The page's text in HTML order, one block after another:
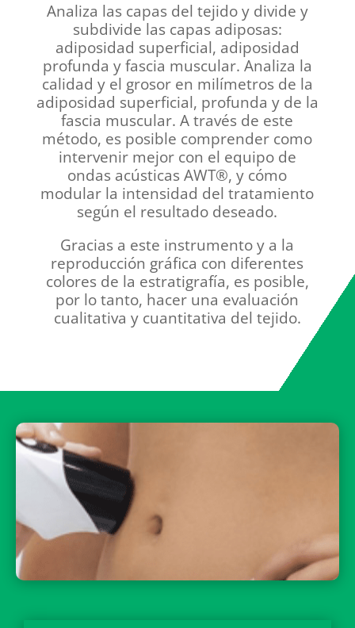
Analiza las capas del tejido y divide y
subdivide las capas adiposas:
adiposidad superficial, adiposidad
profunda y fascia muscular. Analiza la
calidad y el grosor en milímetros de la
adiposidad superficial, profunda y de la
fascia muscular. A través de este
método, es posible comprender como
intervenir mejor con el equipo de
ondas acústicasAWT®, y cómo
modular la intensidad del tratamiento
según el resultado deseado.
Gracias a este instrumento y a la
reproducción gráfica con diferentes
colores de la estratigrafía, es posible,
por lo tanto, hacer una evaluación
cualitativa y cuantitativa del tejido.